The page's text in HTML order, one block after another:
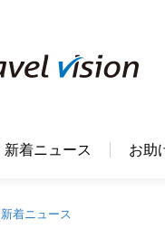
新着ニュース お助
新着ニュース